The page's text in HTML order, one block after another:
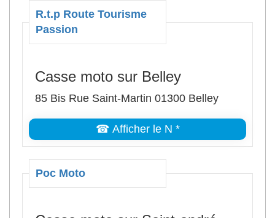
R.t.p Route Tourisme
Passion
Casse moto sur Belley
85 Bis Rue Saint-Martin 01300 Belley
☎ Afficher le N *
Poc Moto